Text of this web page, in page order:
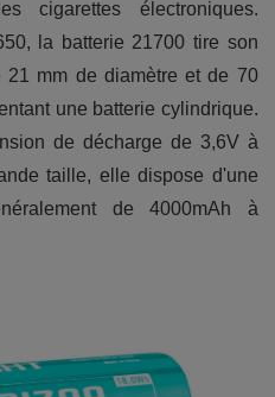
cigarettes électroniques.
la batterie 21700 tire son
mm de diamètre et de 70
une batterie cylindrique.
de décharge de 3,6V à
taille, elle dispose d'une
de 4000mAh à